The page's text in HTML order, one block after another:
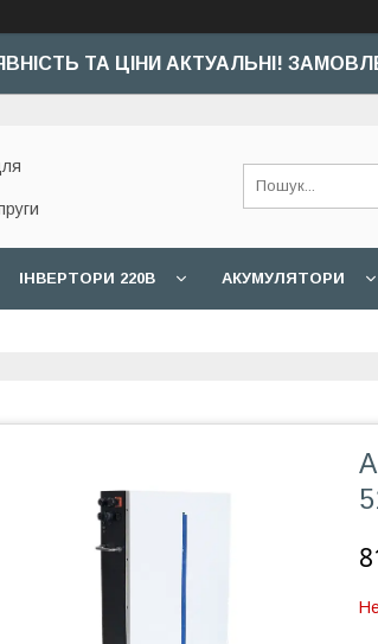
ТА ЦІНИ АКТУАЛЬНІ!
ІНВЕРТОРИ 220В АКУМУЛЯТОРИ